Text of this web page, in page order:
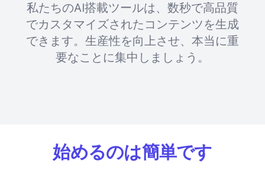
私たちのAI搭載ツールは、数秒で高品質
でカスタマイズされたコンテンツを生成
できます。生産性を向上させ、本当に重
要なことに集中しましょう。
始めるのは簡単です